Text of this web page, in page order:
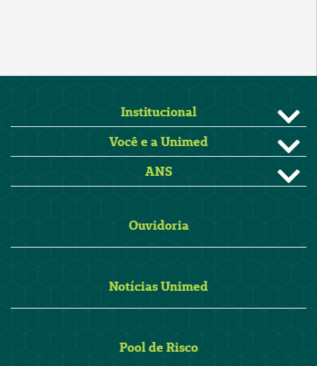
Institucional
Você e a Unimed
ANS
Ouvidoria
Notícias Unimed
Pool de Risco